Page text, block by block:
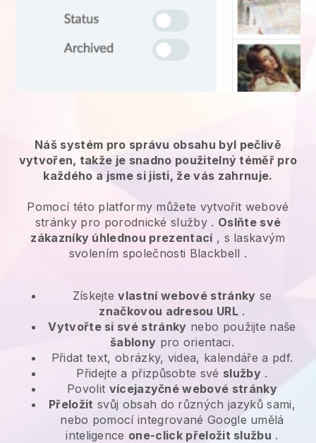
Náš systém pro správu obsahu byl pečlivě
vytvořen, takže je snadno použitelný téměř pro
každého a jsme si jisti, že vás zahrnuje.
Pomocí této platformy můžete vytvořit webové
stránky pro porodnické služby . Oslňte své
zákazníky úhlednou prezentací, s laskavým
svolením společnosti Blackbell .
Získejtevlastní webové stránky se
značkovou adresou URL .
Vytvořte si své stránky nebo použijte naše
šablony pro orientaci.
Přidat text, obrázky, videa, kalendáře a pdf.
Přidejte a přizpůsobte své služby.
Povolit vícejazyčné webové stránky
Přeložit svůj obsah do různých jazyků sami,
nebo pomocí integrované Google umělá
inteligence one-click přeložit službu .